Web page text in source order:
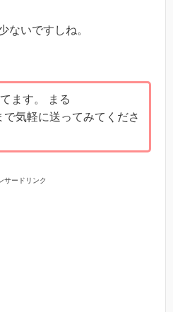
ないですしね。
ます。 まる
で気軽に送ってみてくださ
サードリンク